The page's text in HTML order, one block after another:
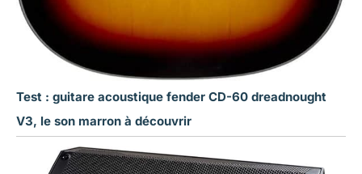
Test : guitare acoustique fender CD-60 dreadnought
V3, le son marron à découvrir